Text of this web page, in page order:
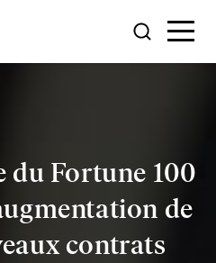
du Fortune 100
de
contrats